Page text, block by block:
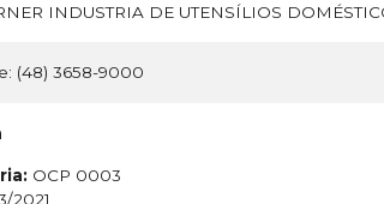
INDUSTRIA DE UTENSÍLIOS
(48) 3658-9000
OCP 0003
2021